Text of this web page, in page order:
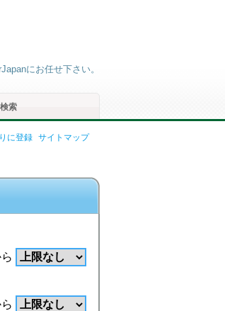
にお任せ下さい。
索
に登録 サイトマップ